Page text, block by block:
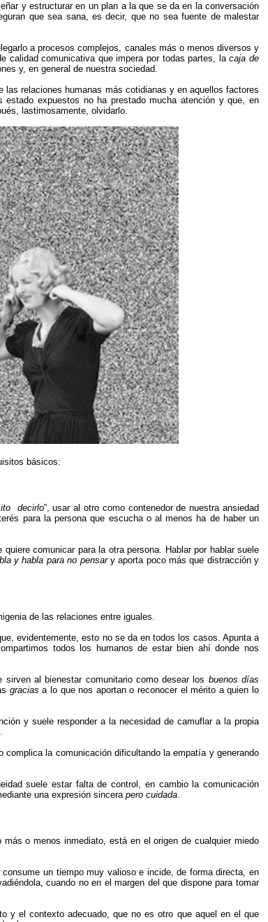
y estructurar en un plan a la que se da en la conversación
que sea sana, es decir, que no sea fuente de malestar
a procesos complejos, canales más o menos diversos y
calidad comunicativa que impera por todas partes, lacaja de
y, en general de nuestra sociedad.
las relaciones humanas más cotidianas y en aquellos factores
expuestos no ha prestado mucha atención y que, en
lastimosamente, olvidarlo.
básicos:
decirlo”, usar al otro como contenedor de nuestra ansiedad
para la persona que escucha o al menos ha de haber un
comunicar para la otra persona. Hablar por hablar suele
y habla para no pensar y aporta poco más que distracción y
de las relaciones entre iguales.
evidentemente, esto no se da en todos los casos. Apunta a
todos los humanos de estar bien ahí donde nos
al bienestar comunitario como desear los buenos días
gracias a lo que nos aportan o reconocer el mérito a quien lo
y suele responder a la necesidad de camuflar a la propia
la comunicación dificultando la empatía y generando
suele estar falta de control, en cambio la comunicación
una expresión sincerapero cuidada.
o menos inmediato, está en el origen de cualquier miedo
un tiempo muy valioso e incide, de forma directa, en
cuando no en el margen del que dispone para tomar
y el contexto adecuado, que no es otro que aquel en el que